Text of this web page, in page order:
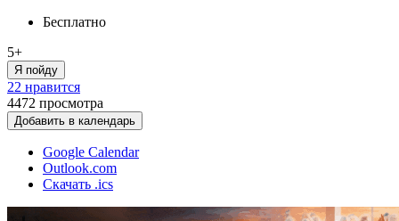
Бесплатно
5+
Я пойду
22 нравится
4472 просмотра
Добавить в календарь
Google Calendar
Outlook.com
Скачать .ics